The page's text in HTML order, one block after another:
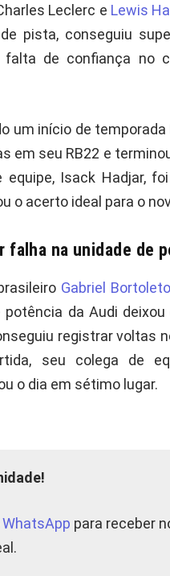
Leclerc e Lewis
pista, conseguiu
falta de confiança no
um início de
em seu RB22 e
equipe, Isack Hadjar,
o acerto ideal para o
na unidade de
Gabriel Bortoleto
potência da Audi
registrar voltas
seu colega de
o dia em sétimo lugar.
para receber